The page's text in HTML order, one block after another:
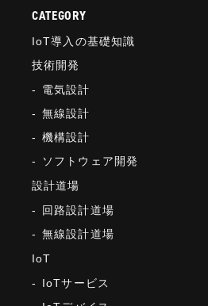
CATEGORY
IoT導入の基礎知識
技術開発
電気設計
無線設計
機構設計
ソフトウェア開発
設計道場
回路設計道場
無線設計道場
IoT
IoTサービス